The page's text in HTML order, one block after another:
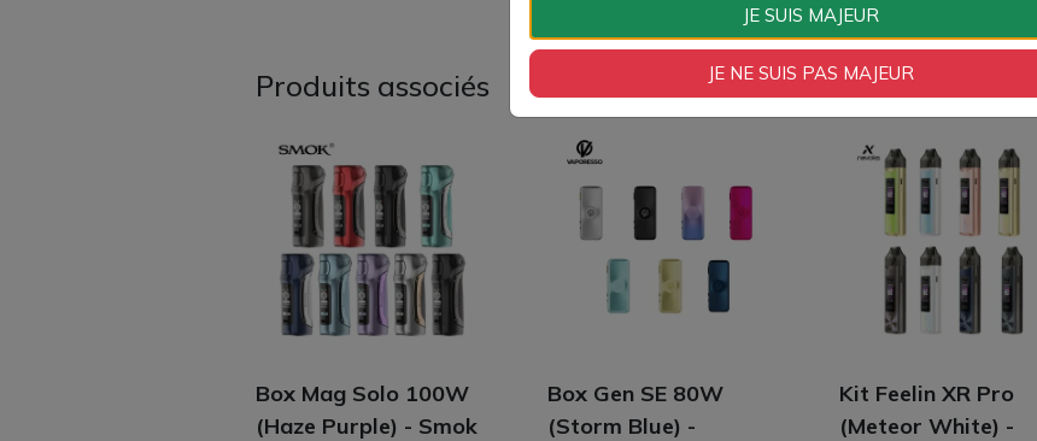
Produits associés
Box Mag Solo 100W
(Haze Purple) - Smok
Box Gen SE 80W
(Storm Blue) -
Kit Feelin XR Pro
(Meteor White) -
JE SUIS MAJEUR
JE NE SUIS PAS MAJEUR